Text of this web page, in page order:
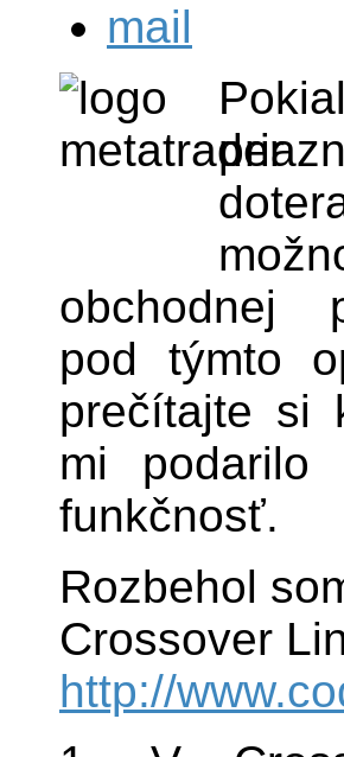
obchodnej
pod týmto
prečítajte si
mi podarilo
funkčnosť.
Rozbehol
Crossover
http://